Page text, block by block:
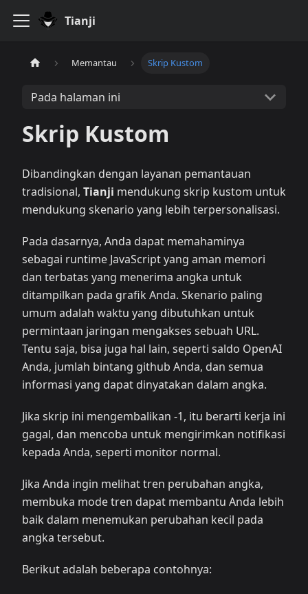
Tianji
Memantau Skrip Kustom
Pada halaman ini
Skrip Kustom
Dibandingkan dengan layanan pemantauan
tradisional, Tianji mendukung skrip kustom untuk
mendukung skenario yang lebih terpersonalisasi.
Pada dasarnya, Anda dapat memahaminya
sebagai runtime JavaScript yang aman memori
dan terbatas yang menerima angka untuk
ditampilkan pada grafik Anda. Skenario paling
umum adalah waktu yang dibutuhkan untuk
permintaan jaringan mengakses sebuah URL.
Tentu saja, bisa juga hal lain, seperti saldo OpenAI
Anda, jumlah bintang github Anda, dan semua
informasi yang dapat dinyatakan dalam angka.
Jika skrip ini mengembalikan -1, itu berarti kerja ini
gagal, dan mencoba untuk mengirimkan notifikasi
kepada Anda, seperti monitor normal.
Jika Anda ingin melihat tren perubahan angka,
membuka mode tren dapat membantu Anda lebih
baik dalam menemukan perubahan kecil pada
angka tersebut.
Berikut adalah beberapa contohnya: